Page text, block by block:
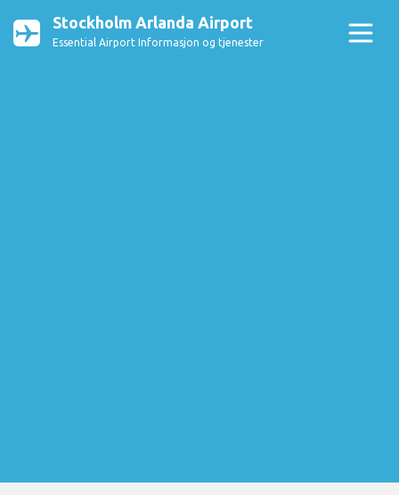
Stockholm Arlanda Airport
Essential Airport Informasjon og tjenester